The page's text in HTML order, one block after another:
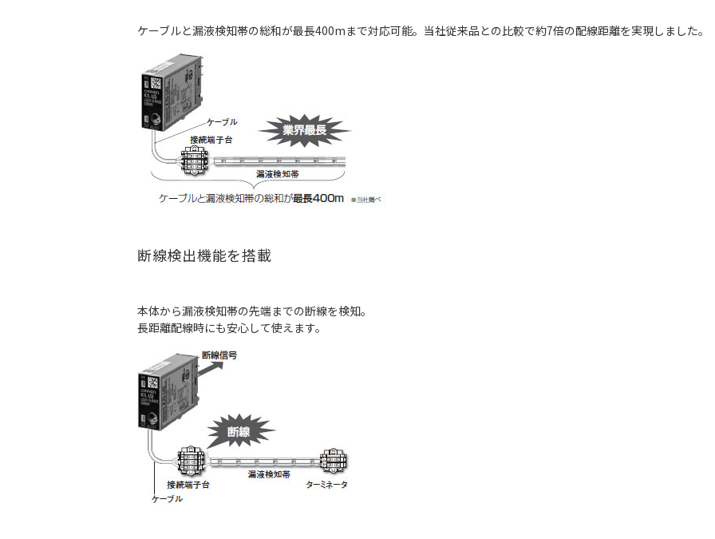
ケーブルと漏液検知帯の総和が最長400mまで対応可能。当社従来品との比較で約7倍の配線距離を実現しました。
断線検出機能を搭載
本体から漏液検知帯の先端までの断線を検知。
長距離配線時にも安心して使えます。